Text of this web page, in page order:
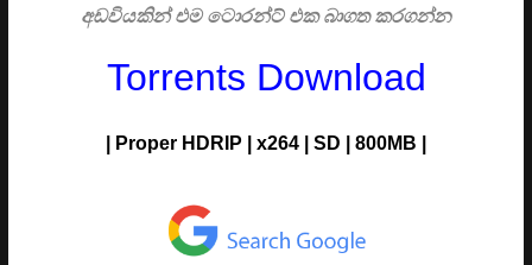
අඩවියකින් එම ටොරන්ට් එක බාගත කරගන්න
Torrents Download
| Proper HDRIP | x264 | SD | 800MB |